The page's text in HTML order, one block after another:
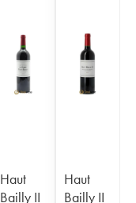
Haut
Bailly II
Haut
Bailly II